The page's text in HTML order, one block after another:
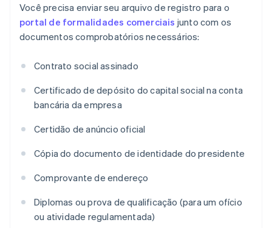
Você precisa enviar seu arquivo de registro para o
portal de formalidades comerciais junto com os
documentos comprobatórios necessários:
Contrato social assinado
Certificado de depósito do capital social na conta
bancária da empresa
Certidão de anúncio oficial
Cópia do documento de identidade do presidente
Comprovante de endereço
Diplomas ou prova de qualificação (para um ofício
ou atividade regulamentada)